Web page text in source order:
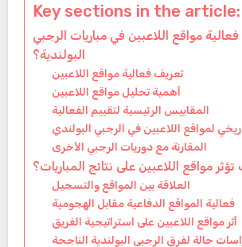
Key sections in the article:
مواقع اللاعبين في مباريات الرجبي
البولندية؟
تعريف فعالية مواقع اللاعبين
أهمية تحليل مواقع اللاعبين
المقاييس الرئيسية لتقييم الفعالية
لمواقع اللاعبين في الرجبي البولندي
المقارنة مع دوريات الرجبي الأخرى
مواقع اللاعبين على نتائج المباريات؟
العلاقة بين المواقع والتسجيل
فعالية المواقع الدفاعية مقابل الهجومية
أثر مواقع اللاعبين على استراتيجية الفريق
حالة لفرق الرجبي البولندية الناجحة